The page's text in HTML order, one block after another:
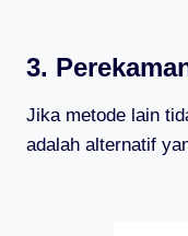
3.
Jika metode lain
adalah alternatif